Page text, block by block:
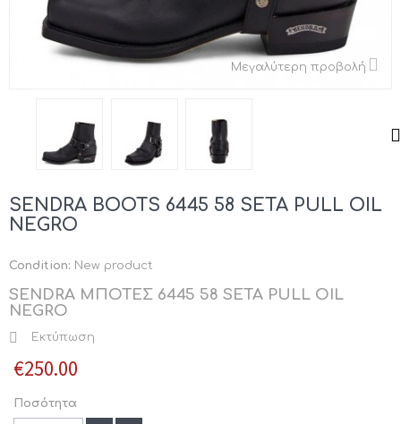
Μεγαλύτερη προβολή
SENDRA BOOTS 6445 58 SETA PULL OIL
NEGRO
Condition: New product
SENDRA ΜΠΟΤΕΣ 6445 58 SETA PULL OIL
NEGRO
Εκτύπωση
€250.00
Ποσότητα